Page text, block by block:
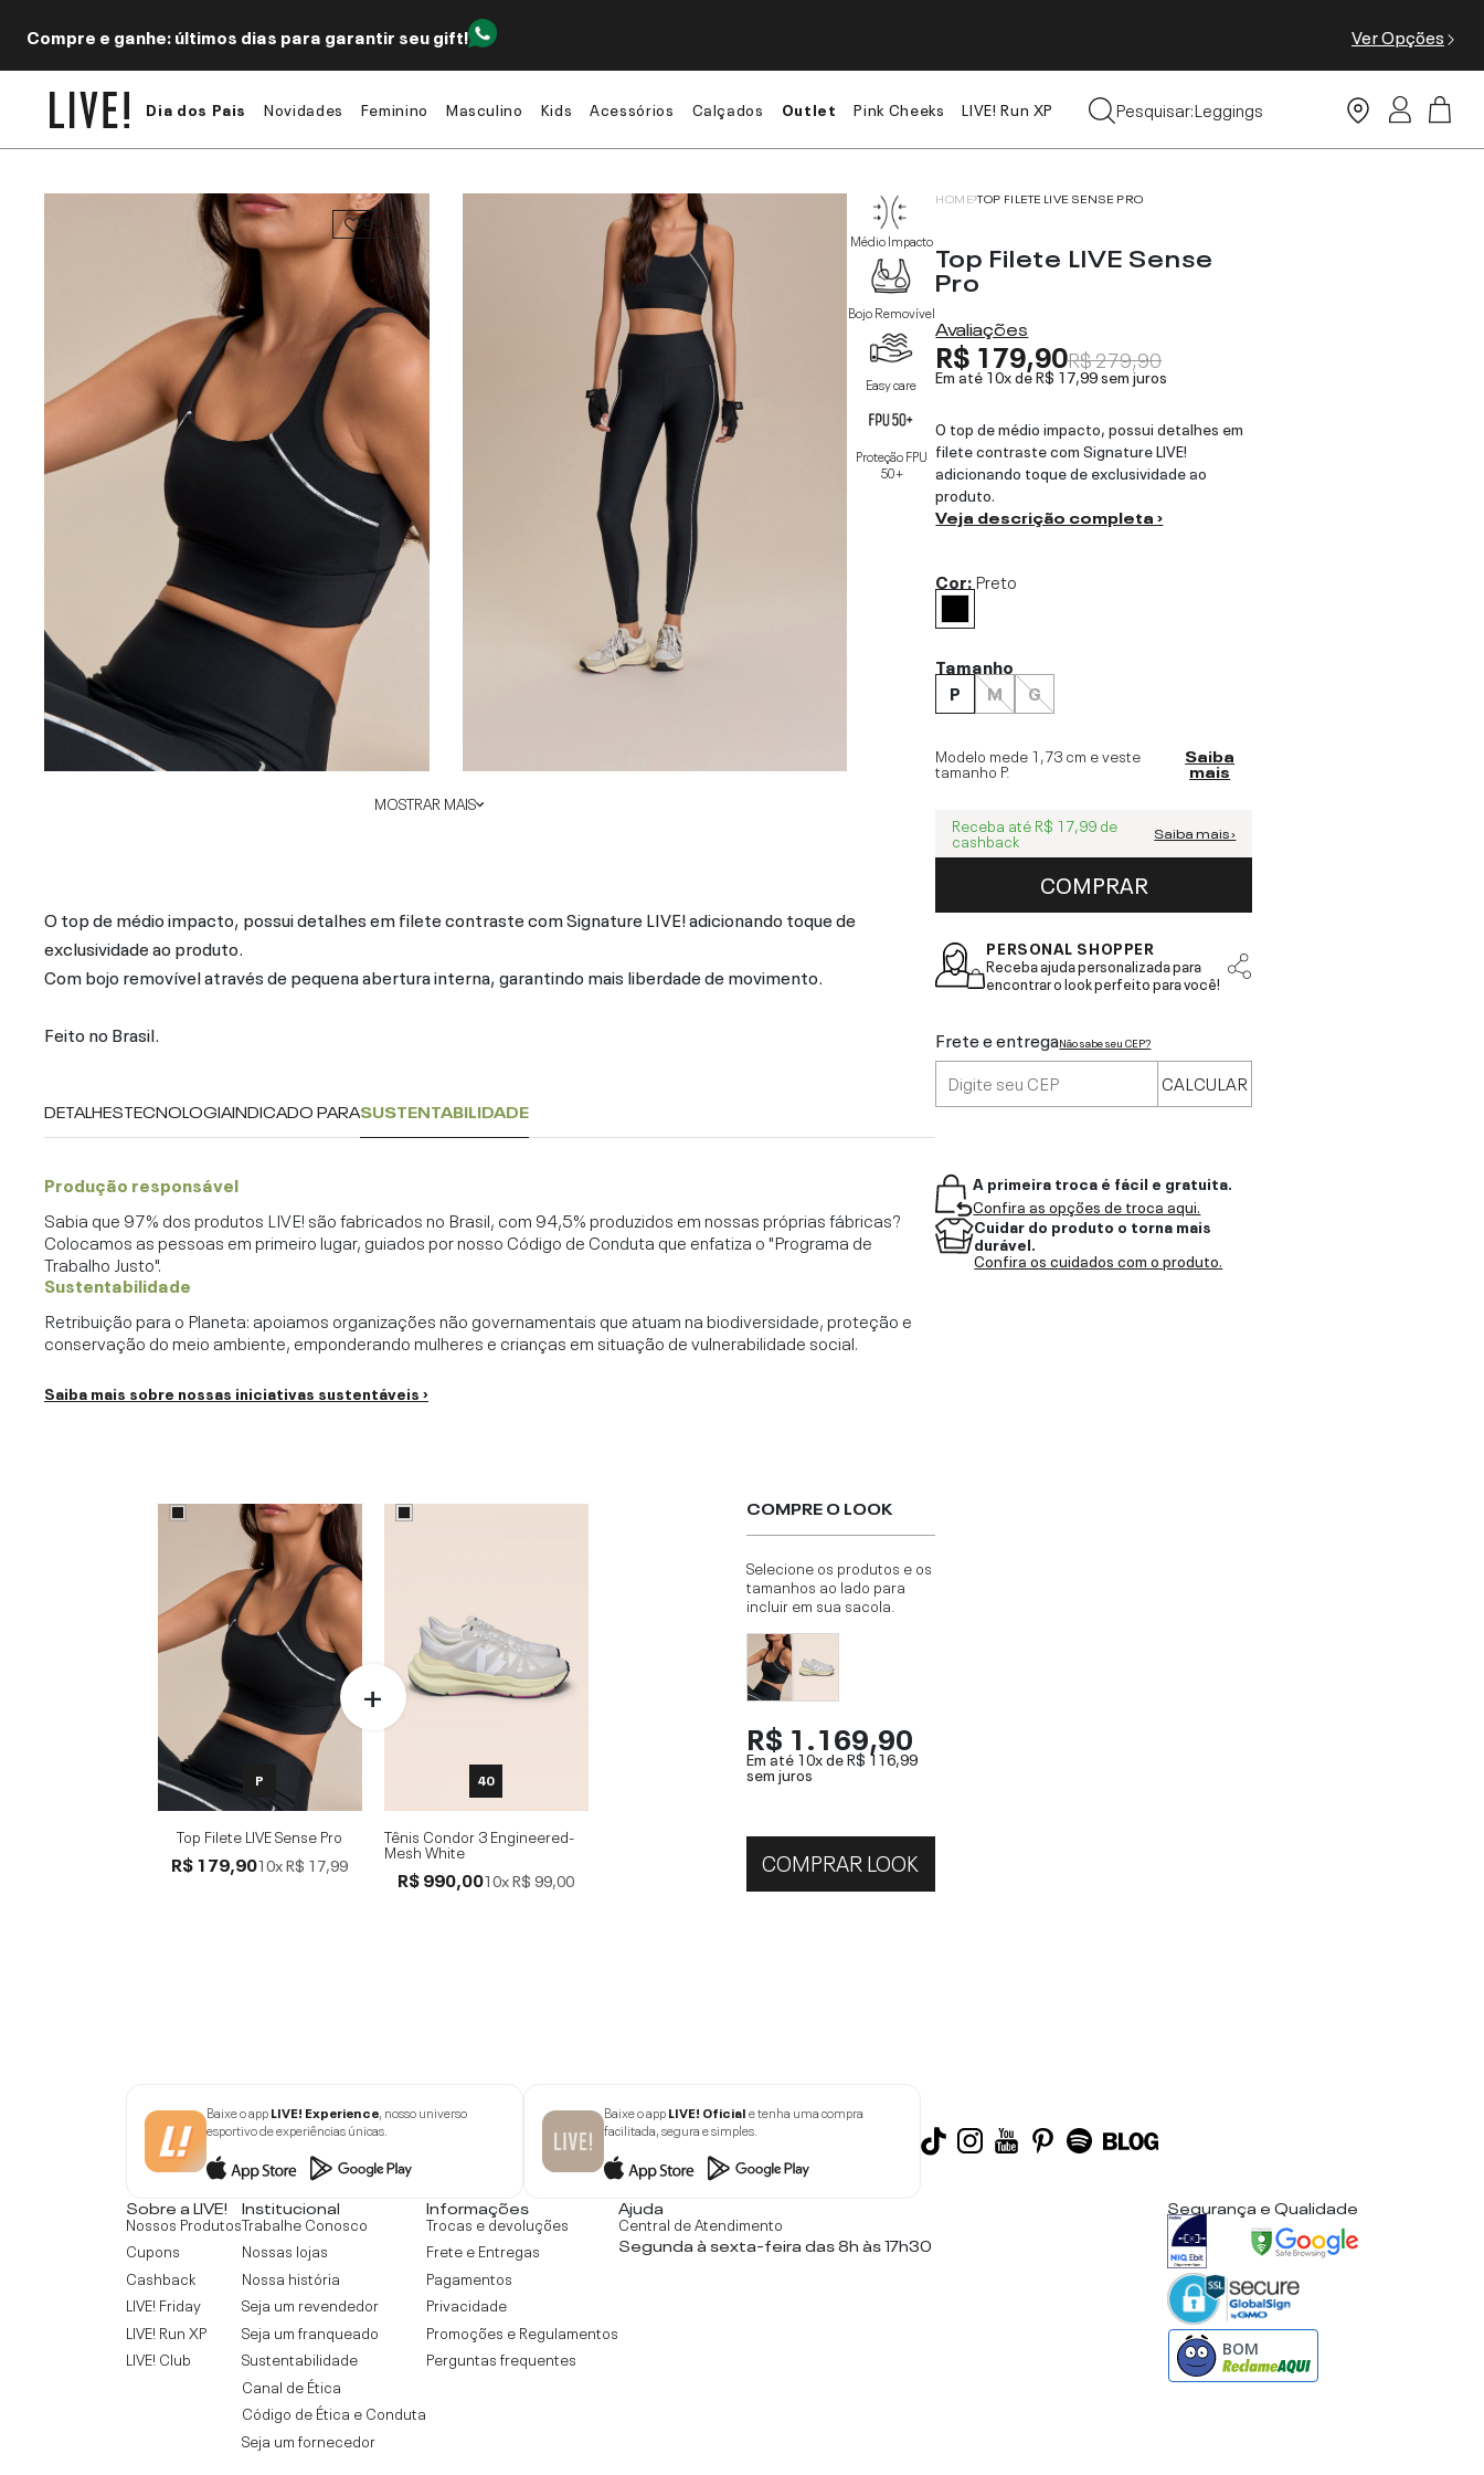
Compre e ganhe: últimos dias para garantir seu gift! Ver Opções
Dia dos Pais Novidades Feminino Masculino Kids Acessórios Calçados Outlet Pink Cheeks LIVE! Run XP
Pesquisar:
Tops
Leggings
95
MOSTRAR MAIS
Médio Impacto
Bojo Removível
Easy care
Proteção FPU
50+
O top de médio impacto, possui detalhes em filete contraste com Signature LIVE! adicionando toque de
exclusividade ao produto.
Com bojo removível através de pequena abertura interna, garantindo mais liberdade de movimento.
Feito no Brasil.
DETALHESTECNOLOGIAINDICADO PARASUSTENTABILIDADE
Produção responsável
Sabia que 97% dos produtos LIVE! são fabricados no Brasil, com 94,5% produzidos em nossas próprias fábricas?
Colocamos as pessoas em primeiro lugar, guiados por nosso Código de Conduta que enfatiza o "Programa de
Trabalho Justo".
Sustentabilidade
Retribuição para o Planeta: apoiamos organizações não governamentais que atuam na biodiversidade, proteção e
conservação do meio ambiente, emponderando mulheres e crianças em situação de vulnerabilidade social.
Saiba mais sobre nossas iniciativas sustentáveis ›
P
Top Filete LIVE Sense Pro
R$ 179,9010xR$ 17,99
40
Tênis Condor 3 Engineered-
Mesh White
R$ 990,0010xR$ 99,00
COMPRE O LOOK
Selecione os produtos e os
tamanhos ao lado para
incluir em sua sacola.
R$ 1.169,90
Em até 10x deR$ 116,99
sem juros
COMPRAR LOOK
HOME TOP FILETE LIVE SENSE PRO
Top Filete LIVE Sense
Pro
Avaliações
R$ 179,90R$ 279,90
Em até 10x deR$ 17,99sem juros
O top de médio impacto, possui detalhes em
filete contraste com Signature LIVE!
adicionando toque de exclusividade ao
produto.
Veja descrição completa ›
Cor:Preto
Tamanho
P
M G
Modelo mede 1,73 cm e veste
tamanho P.
Saiba
mais
Receba até R$ 17,99 de
cashback Saiba mais ›
COMPRAR
PERSONAL SHOPPER
Receba ajuda personalizada para
encontrar o look perfeito para você!
Frete e entregaNão sabe seu CEP?
CALCULAR
A primeira troca é fácil e gratuita.
Confira as opções de troca aqui.
Cuidar do produto o torna mais
durável.
Confira os cuidados com o produto.
Baixe o appLIVE! Experience, nosso universo
esportivo de experiências únicas.
Baixe o appLIVE! Oficiale tenha uma compra
facilitada, segura e simples.
Sobre a LIVE!
Nossos Produtos
Cupons
Cashback
LIVE! Friday
LIVE! Run XP
LIVE! Club
Institucional
Trabalhe Conosco
Nossas lojas
Nossa história
Seja um revendedor
Seja um franqueado
Sustentabilidade
Canal de Ética
Código de Ética e Conduta
Seja um fornecedor
Informações
Trocas e devoluções
Frete e Entregas
Pagamentos
Privacidade
Promoções e Regulamentos
Perguntas frequentes
Ajuda
Central de Atendimento
Segunda à sexta-feira das 8h às 17h30
Segurança e Qualidade
BOM